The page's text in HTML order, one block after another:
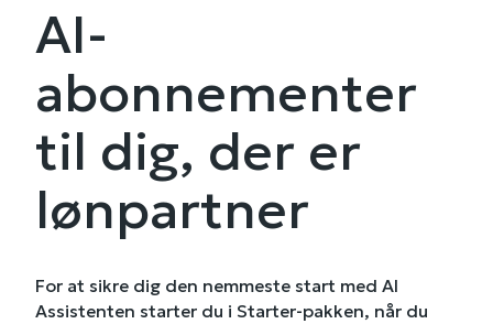
AI-
abonnementer
til dig, der er
lønpartner
For at sikre dig den nemmeste start med AI
Assistenten starter du i Starter-pakken, når du